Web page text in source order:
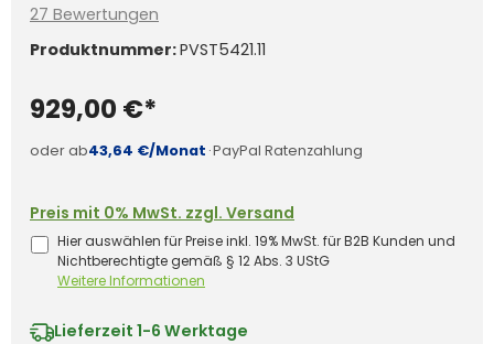
Durchschnittliche Bewertung von 4.5 von 5 Sternen
27 Bewertungen
Produktnummer:PVST5421.11
929,00 €*
oder ab43,64 €/Monat ·PayPal Ratenzahlung
Preis mit 0% MwSt. zzgl. Versand
Hier auswählen für Preise inkl. 19% MwSt. für B2B Kunden und
Nichtberechtigte gemäß § 12 Abs. 3 UStG
Weitere Informationen
Lieferzeit 1-6 Werktage